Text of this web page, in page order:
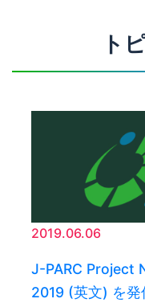
ト
2019.06.06
J-PARC Project
2019 (英文) を発